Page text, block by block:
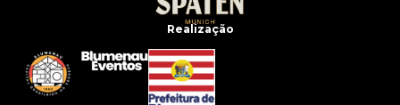
Realização